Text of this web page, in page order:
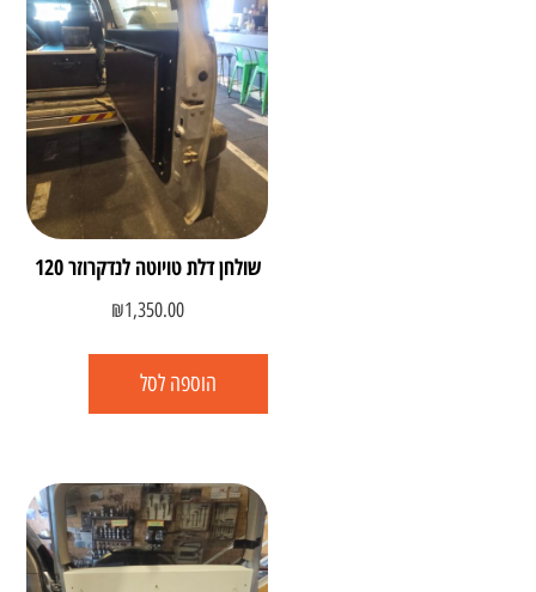
שולחן דלת טויוטה לנדקרוזר 120
₪1,350.00
הוספה לסל